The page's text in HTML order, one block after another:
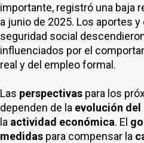
importante, registró una baja
a junio de 2025. Los aportes
seguridad social
influenciados por el
real y del empleo formal.
Las perspectivas para los
dependen de la evolución
la actividad económica. El
medidas para compensar la